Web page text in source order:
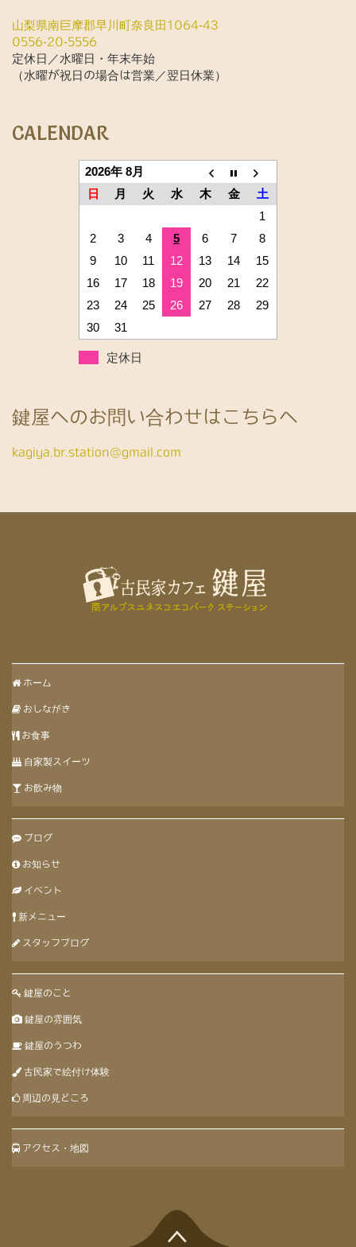
山梨県南巨摩郡早川町奈良田1064-43
0556-20-5556
定休日／水曜日・年末年始
（水曜が祝日の場合は営業／翌日休業）
CALENDAR
2026年 8月
日
月 火 水 木 金
土
1
2
3 4 5 6 7
8
9
10 11 12 13 14
15
16
17 18 19 20 21
22
23
24 25 26 27 28
29
30
31
定休日
鍵屋へのお問い合わせはこちらへ
kagiya.br.station@gmail.com
ホーム
おしながき
お食事
自家製スイーツ
お飲み物
ブログ
お知らせ
イベント
新メニュー
スタッフブログ
鍵屋のこと
鍵屋の雰囲気
鍵屋のうつわ
古民家で絵付け体験
周辺の見どころ
アクセス・地図